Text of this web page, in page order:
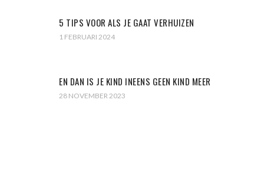
5 TIPS VOOR ALS JE GAAT VERHUIZEN
1 FEBRUARI 2024
EN DAN IS JE KIND INEENS GEEN KIND MEER
28 NOVEMBER 2023